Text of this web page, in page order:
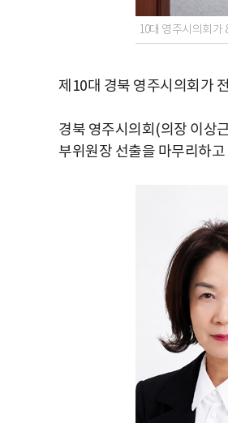
10대 영주시의회가
제10대 경북 영주시의회가
경북 영주시의회(의장 이상
부위원장 선출을 마무리하